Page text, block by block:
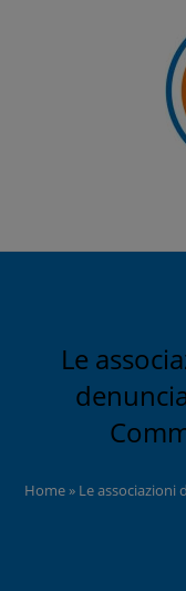
Le
Home» Le associazioni